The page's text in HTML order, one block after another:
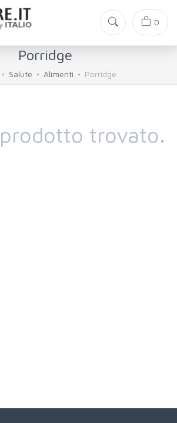
0
Porridge
Salute Alimenti Porridge
trovato.